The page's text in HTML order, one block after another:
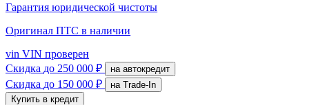
Гарантия юридической чистоты
Оригинал ПТС в наличии
vin VIN проверен
Скидка до 250 000 ₽ на автокредит
Скидка до 150 000 ₽
на Trade-In
Купить в кредит